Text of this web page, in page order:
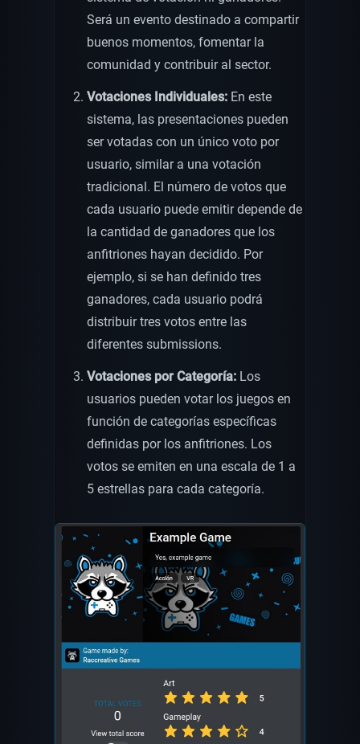
Será un evento destinado a compartir
buenos momentos, fomentar la
comunidad y contribuir al sector.
Votaciones Individuales: En este
sistema, las presentaciones pueden
ser votadas con un único voto por
usuario, similar a una votación
tradicional. El número de votos que
cada usuario puede emitir depende de
la cantidad de ganadores que los
anfitriones hayan decidido. Por
ejemplo, si se han definido tres
ganadores, cada usuario podrá
distribuir tres votos entre las
diferentes submissions.
Votaciones por Categoría: Los
usuarios pueden votar los juegos en
función de categorías específicas
definidas por los anfitriones. Los
votos se emiten en una escala de 1 a
5 estrellas para cada categoría.